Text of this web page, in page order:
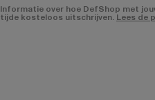
Informatie over hoe DefShop met
tijde kosteloos uitschrijven. Lees de